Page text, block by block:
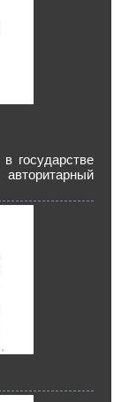
государстве